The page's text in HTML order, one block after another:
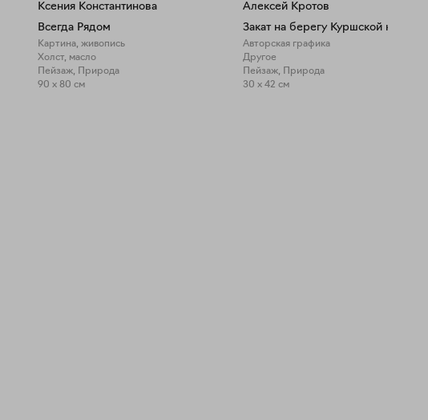
Ксения Константинова
Всегда Рядом
Картина, живопись
Холст, масло
Пейзаж, Природа
90 x 80 см
Алексей Кротов
Закат на берегу Куршской косы
Авторская графика
Другое
Пейзаж, Природа
30 x 42 см